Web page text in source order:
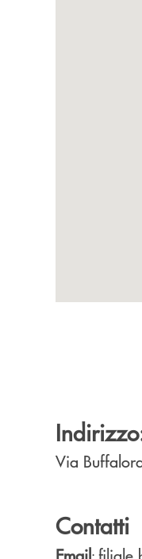
Via
Contatti
Email